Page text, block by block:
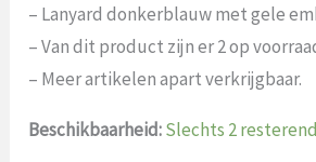
– Lanyard donkerblauw met gele
– Van dit product zijn er 2 op
– Meer artikelen apart verkrijgbaar.
Beschikbaarheid:Slechts 2